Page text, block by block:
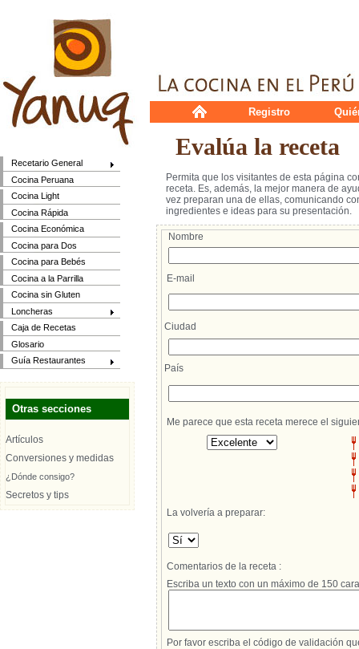
Recetario General
Cocina Peruana
Cocina Light
Cocina Rápida
Cocina Económica
Cocina para Dos
Cocina para Bebés
Cocina a la Parrilla
Cocina sin Gluten
Loncheras
Caja de Recetas
Glosario
Guía Restaurantes
Otras secciones
Artículos
Conversiones y medidas
¿Dónde consigo?
Secretos y tips
Registro
Evalúa la receta
Permita que los visitantes de esta página
receta. Es, además, la mejor manera de
vez preparan una de ellas, comunicando
ingredientes e ideas para su presentación.
Nombre
E-mail
Ciudad
País
Me parece que esta receta merece el
La volvería a preparar:
Comentarios de la receta :
Escriba un texto con un máximo de 150
Por favor escriba el código de validación